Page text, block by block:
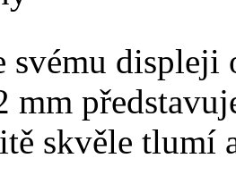
displeji
mm
skvěle tlumí